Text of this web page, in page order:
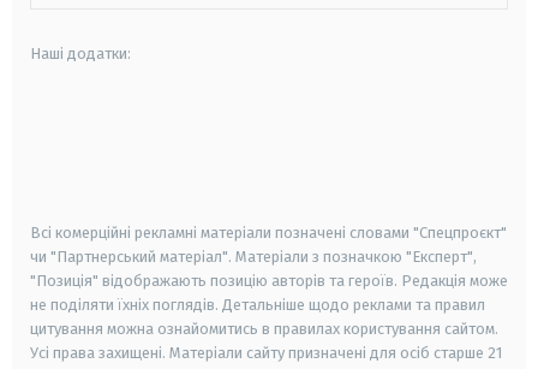
Наші додатки:
Всі комерційні рекламні матеріали позначені словами "Спецпроєкт"
чи "Партнерський матеріал". Матеріали з позначкою "Експерт",
"Позиція" відображають позицію авторів та героїв. Редакція може
не поділяти їхніх поглядів. Детальніше щодо реклами та правил
цитування можна ознайомитись в правилах користування сайтом.
Усі права захищені. Матеріали сайту призначені для осіб старше 21